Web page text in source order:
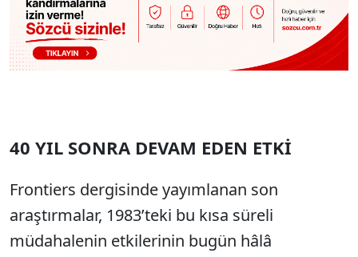
40 YIL SONRA DEVAM EDEN ETKİ
Frontiers dergisinde yayımlanan son
araştırmalar, 1983’teki bu kısa süreli
müdahalenin etkilerinin bugün hâlâ